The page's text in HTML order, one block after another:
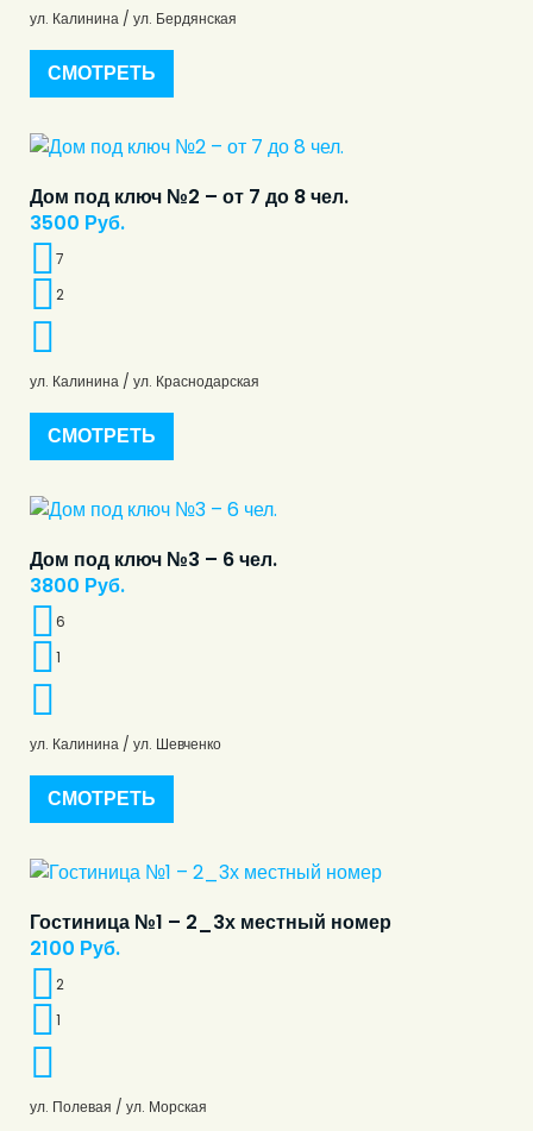
ул. Калинина / ул. Бердянская
СМОТРЕТЬ
Дом под ключ №2 – от 7 до 8 чел.
3500 Руб.
7
2
ул. Калинина / ул. Краснодарская
СМОТРЕТЬ
Дом под ключ №3 – 6 чел.
3800 Руб.
6
1
ул. Калинина / ул. Шевченко
СМОТРЕТЬ
Гостиница №1 – 2_3х местный номер
2100 Руб.
2
1
ул. Полевая / ул. Морская